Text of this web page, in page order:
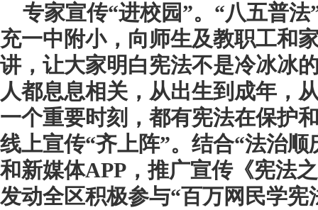
专家宣传“进校园”。“八五普法
充一中附小，向师生及教职工和
讲，让大家明白宪法不是冷冰冰
人都息息相关，从出生到成年，
一个重要时刻，都有宪法在保护
线上宣传“齐上阵”。 结合“法治顺
和新媒体APP，推广宣传《宪法
发动全区积极参与“百万网民学